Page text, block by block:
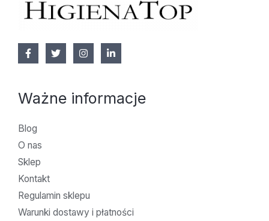
Ważne informacje
Blog
O nas
Sklep
Kontakt
Regulamin sklepu
Warunki dostawy i płatności